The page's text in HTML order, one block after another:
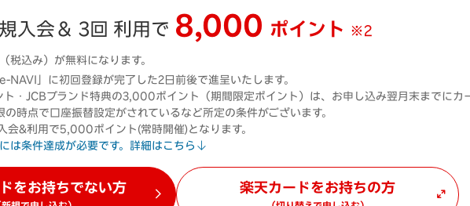
入会＆ 3回 利用で 8,000 ポイント ※2
税込み）が無料になります。
」に初回登録が完了した2日前後で進呈いたします。
・JCBブランド特典の3,000ポイント（期間限定ポイント）は、お申し込み翌月末までにカ
時点で口座振替設定がされているなど所定の条件がございます。
会&利用で5,000ポイント(常時開催)となります。
は条件達成が必要です。詳細はこちら
をお持ちでない方 楽天カードをお持ちの方